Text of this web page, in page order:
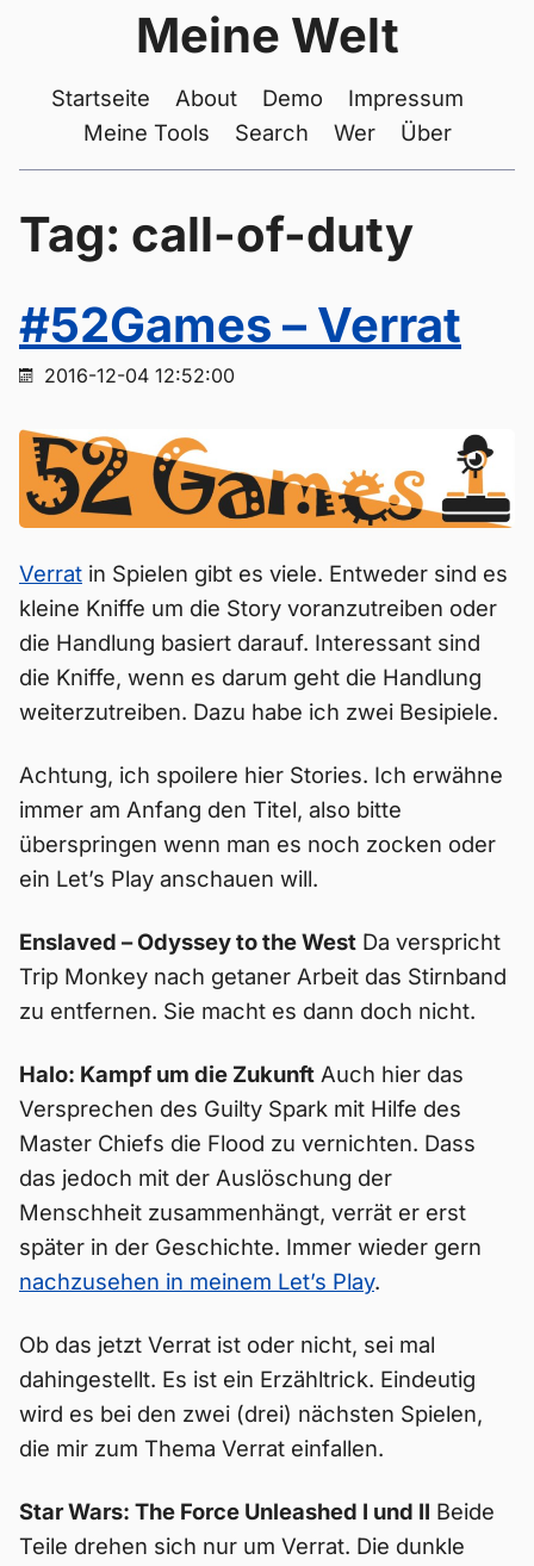
Meine Welt
Startseite About Demo
Impressum
Meine Tools
Search Wer Über
Tag: call-of-duty
#52Games – Verrat
2016-12-04 12:52:00
Verrat in Spielen gibt es viele. Entweder sind es
kleine Kniffe um die Story voranzutreiben oder
die Handlung basiert darauf. Interessant sind
die Kniffe, wenn es darum geht die Handlung
weiterzutreiben. Dazu habe ich zwei Besipiele.
Achtung, ich spoilere hier Stories. Ich erwähne
immer am Anfang den Titel, also bitte
überspringen wenn man es noch zocken oder
ein Let’s Play anschauen will.
Enslaved – Odyssey to the West Da verspricht
Trip Monkey nach getaner Arbeit das Stirnband
zu entfernen. Sie macht es dann doch nicht.
Halo: Kampf um die Zukunft Auch hier das
Versprechen des Guilty Spark mit Hilfe des
Master Chiefs die Flood zu vernichten. Dass
das jedoch mit der Auslöschung der
Menschheit zusammenhängt, verrät er erst
später in der Geschichte. Immer wieder gern
nachzusehen in meinem Let’s Play.
Ob das jetzt Verrat ist oder nicht, sei mal
dahingestellt. Es ist ein Erzähltrick. Eindeutig
wird es bei den zwei (drei) nächsten Spielen,
die mir zum Thema Verrat einfallen.
Star Wars: The Force Unleashed I und II Beide
Teile drehen sich nur um Verrat. Die dunkle